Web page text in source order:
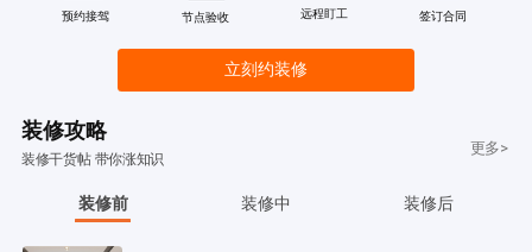
预约接驾 节点验收 远程盯工 签订合同
立刻约装修
装修攻略
装修干货帖 带你涨知识
更多>
装修前 装修中 装修后